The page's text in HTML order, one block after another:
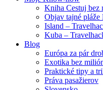
Kniha Cestuj bez
Objav tajné pláže
Island –
Kuba –
Blog
Európa za pár
Exotika bez
Praktické tipy a
Práva pasažierov